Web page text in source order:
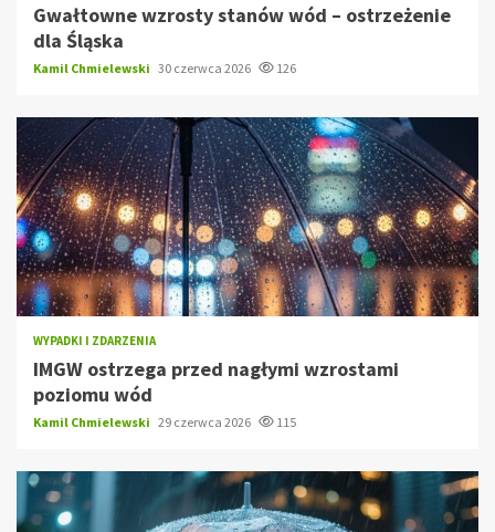
Gwałtowne wzrosty stanów wód – ostrzeżenie
dla Śląska
Kamil Chmielewski 30 czerwca 2026 126
WYPADKI I ZDARZENIA
IMGW ostrzega przed nagłymi wzrostami
poziomu wód
Kamil Chmielewski 29 czerwca 2026 115